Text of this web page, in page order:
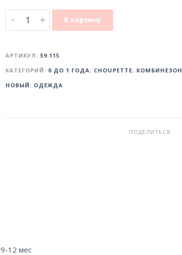
- + В корзину
АРТИКУЛ: 59.115
КАТЕГОРИЙ: 0 ДО 1 ГОДА , CHOUPETTE, КОМБИНЕЗОН
НОВЫЙ , ОДЕЖДА
ПОДЕЛИТЬСЯ
9-12 мес